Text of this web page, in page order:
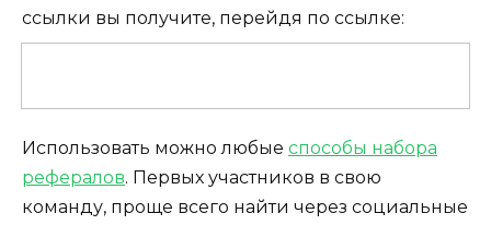
ссылки вы получите, перейдя по ссылке:
Использовать можно любые способы набора
рефералов. Первых участников в свою
команду, проще всего найти через социальные